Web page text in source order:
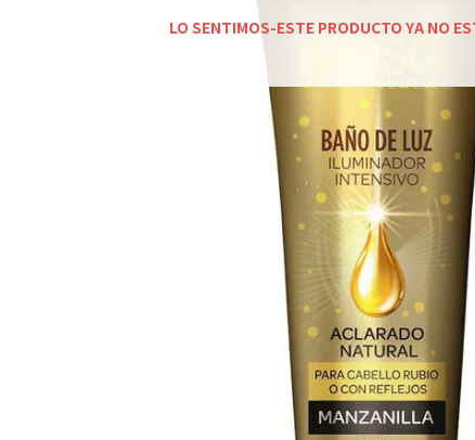
LO SENTIMOS-ESTE PRODUCTO YA NO